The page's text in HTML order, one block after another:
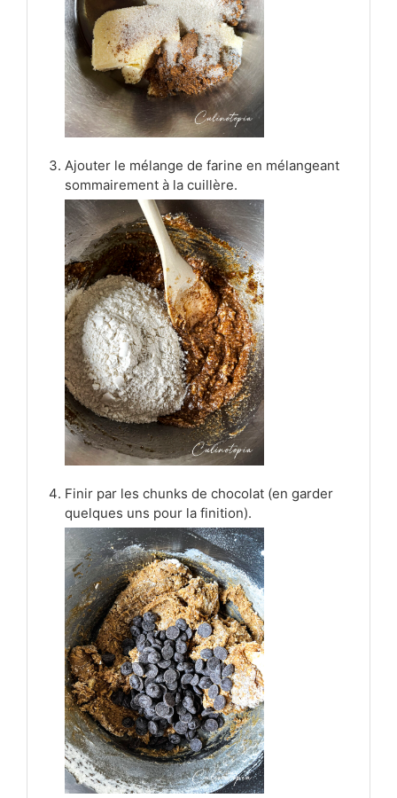
Ajouter le mélange de farine en mélangeant
sommairement à la cuillère.
Finir par les chunks de chocolat (en garder
quelques uns pour la finition).